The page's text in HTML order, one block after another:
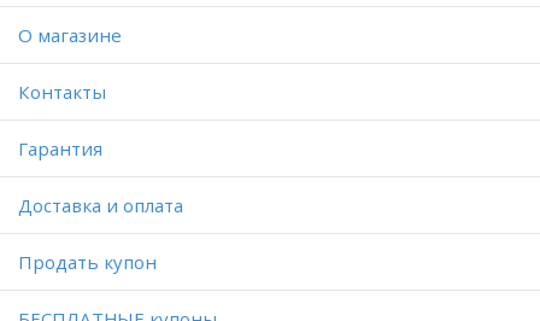
O магазине
Контакты
Гарантия
Доставка и оплата
Продать купон